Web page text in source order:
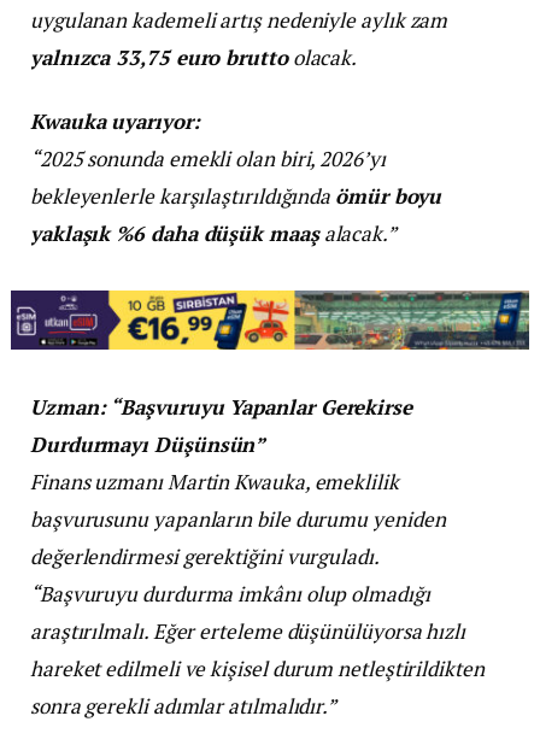
uygulanan kademeli artış nedeniyle aylık zam
yalnızca 33,75 euro bruttoolacak.
Kwauka uyarıyor:
“2025 sonunda emekli olan biri, 2026’yı
bekleyenlerle karşılaştırıldığında ömür boyu
yaklaşık %6 daha düşük maaşalacak.”
Uzman: “Başvuruyu Yapanlar Gerekirse
Durdurmayı Düşünsün”
Finans uzmanı Martin Kwauka, emeklilik
başvurusunu yapanların bile durumu yeniden
değerlendirmesi gerektiğini vurguladı.
“Başvuruyu durdurma imkânı olup olmadığı
araştırılmalı. Eğer erteleme düşünülüyorsa hızlı
hareket edilmeli ve kişisel durum netleştirildikten
sonra gerekli adımlar atılmalıdır.”